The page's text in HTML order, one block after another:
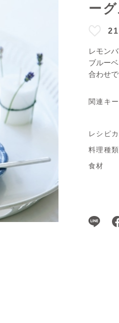
ー
21
レモン
ブルー
合わせ
関連キ
レシピ
料理種類
食材